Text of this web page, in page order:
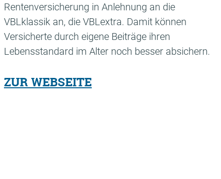
Rentenversicherung in Anlehnung an die
VBLklassik an, die VBLextra. Damit können
Versicherte durch eigene Beiträge ihren
Lebensstandard im Alter noch besser absichern.
ZUR WEBSEITE